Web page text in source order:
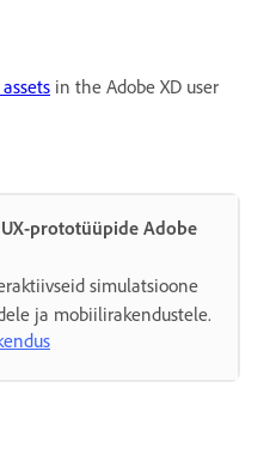
in the Adobe XD user
prototüüpide Adobe
simulatsioone
ja mobiilirakendustele.